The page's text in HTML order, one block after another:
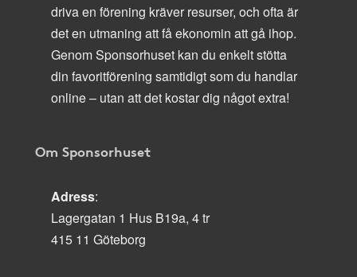
driva en förening kräver resurser, och ofta är
det en utmaning att få ekonomin att gå ihop.
Genom Sponsorhuset kan du enkelt stötta
din favoritförening samtidigt som du handlar
online – utan att det kostar dig något extra!
Om Sponsorhuset
Adress:
Lagergatan 1 Hus B19a, 4 tr
415 11 Göteborg